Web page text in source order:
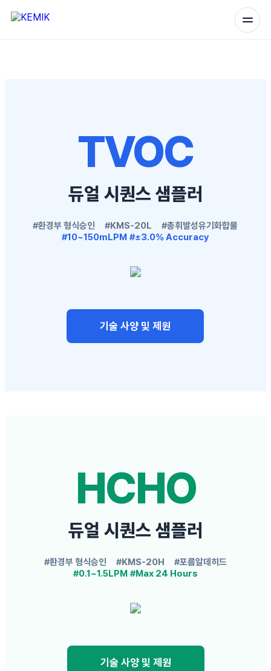
TVOC
듀얼 시퀀스 샘플러
#환경부 형식승인 #KMS-20L
#총휘발성유기화합물
#10~150mLPM #±3.0% Accuracy
기술 사양 및 제원
HCHO
듀얼 시퀀스 샘플러
#환경부 형식승인 #KMS-20H
#포름알데히드
#0.1~1.5LPM #Max 24 Hours
기술 사양 및 제원